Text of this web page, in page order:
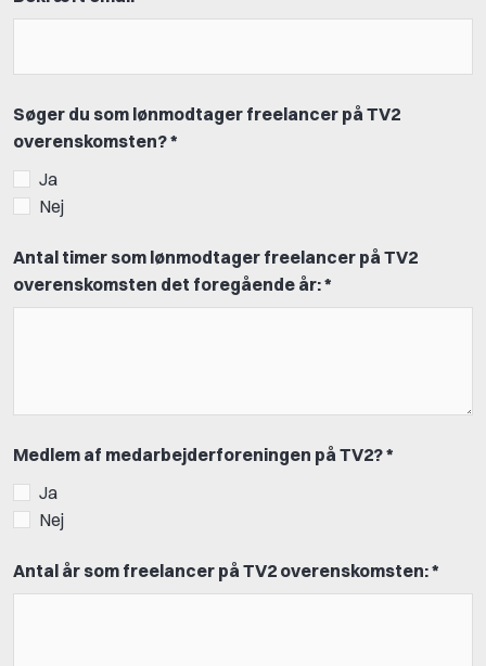
Søger du som lønmodtager freelancer på TV2
overenskomsten? *
Ja
Nej
Antal timer som lønmodtager freelancer på TV2
overenskomsten det foregående år: *
Medlem af medarbejderforeningen på TV2? *
Ja
Nej
Antal år som freelancer på TV2 overenskomsten: *